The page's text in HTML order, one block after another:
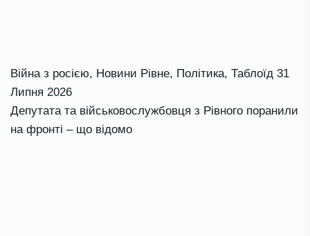
Війна з росією, Новини Рівне, Політика, Таблоїд 31
Липня 2026
Депутата та військовослужбовця з Рівного поранили
на фронті – що відомо